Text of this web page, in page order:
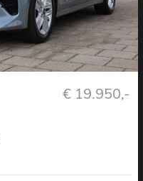
€ 19.950,-